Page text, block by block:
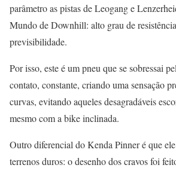
parâmetro as pistas de Leogang e
Mundo de Downhill: alto grau de
previsibilidade.
Por isso, este é um pneu que se sobressai
contato, constante, criando uma sensação
curvas, evitando aqueles desagradáveis
mesmo com a bike inclinada.
Outro diferencial do Kenda Pinner é que
terrenos duros: o desenho dos cravos foi